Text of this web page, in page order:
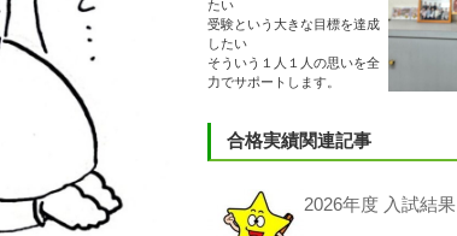
たい
受験という大きな目標を達成
したい
そういう１人１人の思いを全
力でサポートします。
合格実績関連記事
2026年度 入試結果